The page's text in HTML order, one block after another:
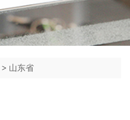
> 山东省